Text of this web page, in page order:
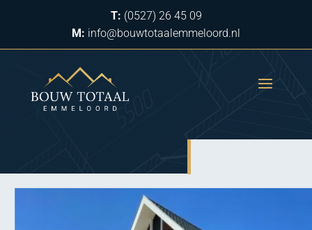
T: (0527) 26 45 09
M: info@bouwtotaalemmeloord.nl